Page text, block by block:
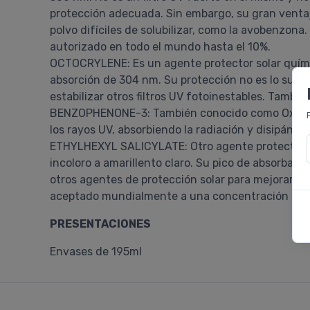
protección adecuada. Sin embargo, su gran
polvo difíciles de solubilizar, como la
autorizado en todo el mundo hasta el 10%.
OCTOCRYLENE: Es un agente protector solar
absorción de 304 nm. Su protección no es lo
estabilizar otros filtros UV fotoinestables.
BENZOPHENONE-3: También conocido como
los rayos UV, absorbiendo la radiación y
ETHYLHEXYL SALICYLATE: Otro agente
incoloro a amarillento claro. Su pico de
otros agentes de protección solar para mejorar
aceptado mundialmente a una concentración
PRESENTACIONES
Envases de 195ml